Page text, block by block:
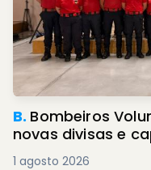
B. Bombeiros
novas divisas e
1 agosto 2026